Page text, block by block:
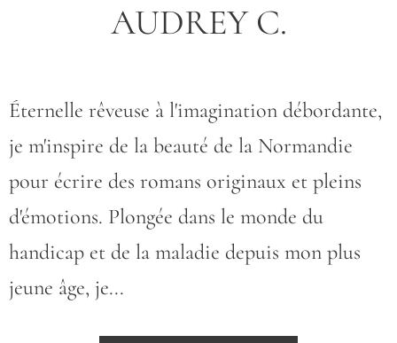
AUDREY C.
Éternelle rêveuse à l'imagination débordante,
je m'inspire de la beauté de la Normandie
pour écrire des romans originaux et pleins
d'émotions. Plongée dans le monde du
handicap et de la maladie depuis mon plus
jeune âge, je...